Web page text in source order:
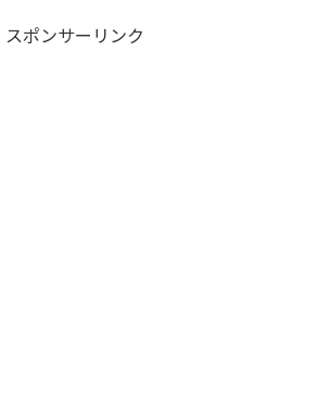
スポンサーリンク